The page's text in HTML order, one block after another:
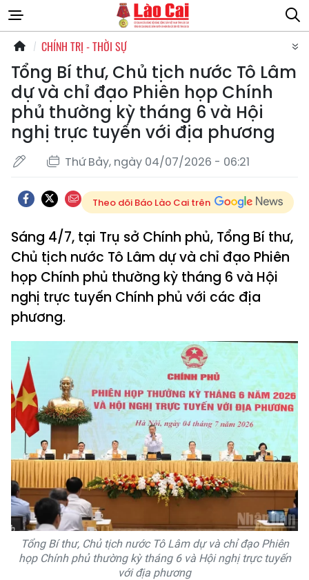
CHÍNH TRỊ - THỜI SỰ
Tổng Bí thư, Chủ tịch nước Tô Lâm
dự và chỉ đạo Phiên họp Chính
phủ thường kỳ tháng 6 và Hội
nghị trực tuyến với địa phương
Thứ Bảy, ngày 04/07/2026 - 06:21
Theo dõi Báo Lào Cai trên
Sáng 4/7, tại Trụ sở Chính phủ, Tổng Bí thư,
Chủ tịch nước Tô Lâm dự và chỉ đạo Phiên
họp Chính phủ thường kỳ tháng 6 và Hội
nghị trực tuyến Chính phủ với các địa
phương.
Tổng Bí thư, Chủ tịch nước Tô Lâm dự và chỉ đạo Phiên
họp Chính phủ thường kỳ tháng 6 và Hội nghị trực tuyến
với địa phương